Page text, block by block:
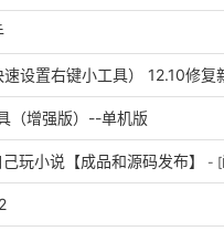
设置右键小工具） 12.10修复
（增强版）--单机版
玩小说【成品和源码发布】 - [